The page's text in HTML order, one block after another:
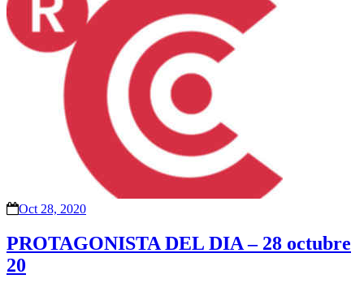
Oct 28, 2020
PROTAGONISTA DEL DIA – 28 octubre
20